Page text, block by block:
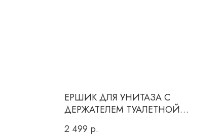
ЕРШИК ДЛЯ УНИТАЗА С
ДЕРЖАТЕЛЕМ ТУАЛЕТНОЙ
2 499 р.